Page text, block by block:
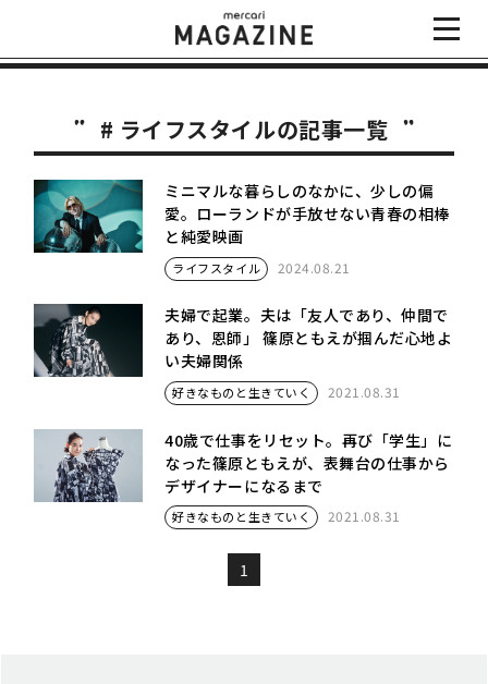
# ライフスタイルの記事一覧
ミニマルな暮らしのなかに、少しの偏
愛。ローランドが手放せない青春の相棒
と純愛映画
ライフスタイル 2024.08.21
夫婦で起業。夫は「友人であり、仲間で
あり、恩師」 篠原ともえが掴んだ心地よ
い夫婦関係
好きなものと生きていく 2021.08.31
40歳で仕事をリセット。再び「学生」に
なった篠原ともえが、表舞台の仕事から
デザイナーになるまで
好きなものと生きていく 2021.08.31
1